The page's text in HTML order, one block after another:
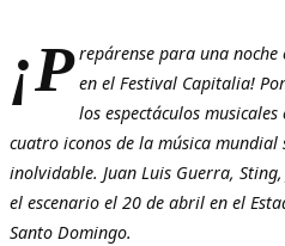
¡P repárense para una noche
en el Festival Capitalia!
los espectáculos
cuatro iconos de la música mundial
inolvidable. Juan Luis Guerra,
el escenario el 20 de abril en el
Santo Domingo.